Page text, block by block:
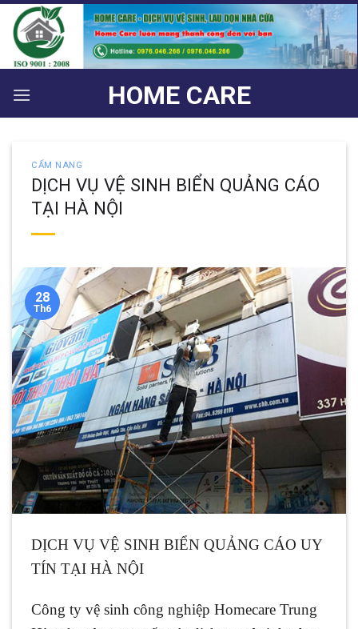
Bỏ
qua
nội
dung
HOME CARE
CẨM NANG
DỊCH VỤ VỆ SINH BIỂN QUẢNG CÁO
TẠI HÀ NỘI
28
Th6
DỊCH VỤ VỆ SINH BIỂN QUẢNG CÁO UY
TÍN TẠI HÀ NỘI
Công ty vệ sinh công nghiệp Homecare Trung